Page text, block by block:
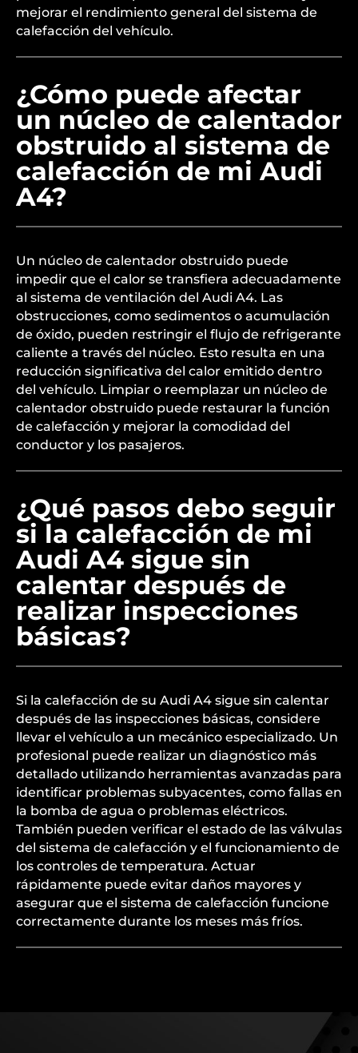
mejorar el rendimiento general del sistema de
calefacción del vehículo.
¿Cómo puede afectar
un núcleo de calentador
obstruido al sistema de
calefacción de mi Audi
A4?
Un núcleo de calentador obstruido puede
impedir que el calor se transfiera adecuadamente
al sistema de ventilación del Audi A4. Las
obstrucciones, como sedimentos o acumulación
de óxido, pueden restringir el flujo de refrigerante
caliente a través del núcleo. Esto resulta en una
reducción significativa del calor emitido dentro
del vehículo. Limpiar o reemplazar un núcleo de
calentador obstruido puede restaurar la función
de calefacción y mejorar la comodidad del
conductor y los pasajeros.
¿Qué pasos debo seguir
si la calefacción de mi
Audi A4 sigue sin
calentar después de
realizar inspecciones
básicas?
Si la calefacción de su Audi A4 sigue sin calentar
después de las inspecciones básicas, considere
llevar el vehículo a un mecánico especializado. Un
profesional puede realizar un diagnóstico más
detallado utilizando herramientas avanzadas para
identificar problemas subyacentes, como fallas en
la bomba de agua o problemas eléctricos.
También pueden verificar el estado de las válvulas
del sistema de calefacción y el funcionamiento de
los controles de temperatura. Actuar
rápidamente puede evitar daños mayores y
asegurar que el sistema de calefacción funcione
correctamente durante los meses más fríos.